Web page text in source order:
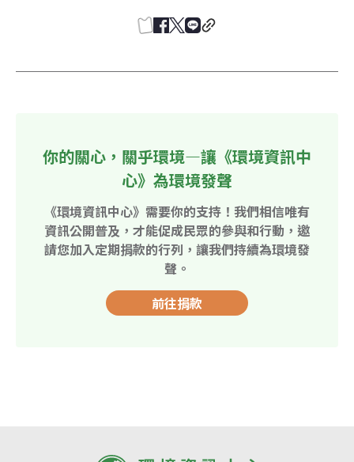
你的關心，關乎環境—讓《環境資訊中
心》為環境發聲
《環境資訊中心》需要你的支持！我們相信唯有
資訊公開普及，才能促成民眾的參與和行動，邀
請您加入定期捐款的行列，讓我們持續為環境發
聲。
前往捐款